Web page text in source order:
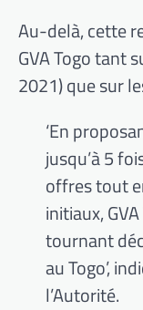
Au-delà, cette
GVA Togo tant
2021) que sur
‘En
jusqu’à 5
offres tout
initiaux,
tournant
au Togo’,
l’Autorité.